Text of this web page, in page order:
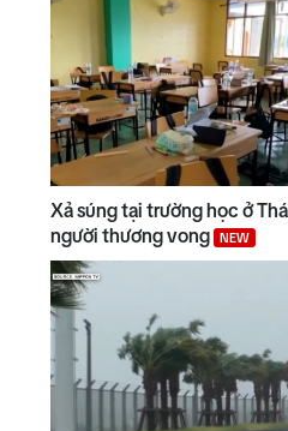
Xả súng tại trường học ở
người thương vong
NEW